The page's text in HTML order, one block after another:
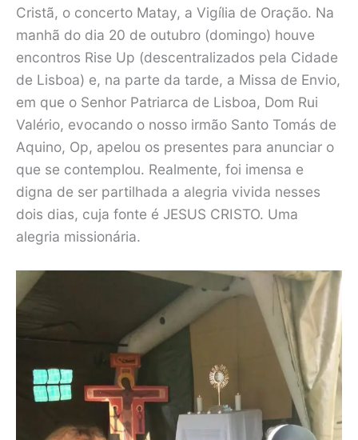
Cristã, o concerto Matay, a Vigília de Oração. Na
manhã do dia 20 de outubro (domingo) houve
encontros Rise Up (descentralizados pela Cidade
de Lisboa) e, na parte da tarde, a Missa de Envio,
em que o Senhor Patriarca de Lisboa, Dom Rui
Valério, evocando o nosso irmão Santo Tomás de
Aquino, Op, apelou os presentes para anunciar o
que se contemplou. Realmente, foi imensa e
digna de ser partilhada a alegria vivida nesses
dois dias, cuja fonte é JESUS CRISTO. Uma
alegria missionária.